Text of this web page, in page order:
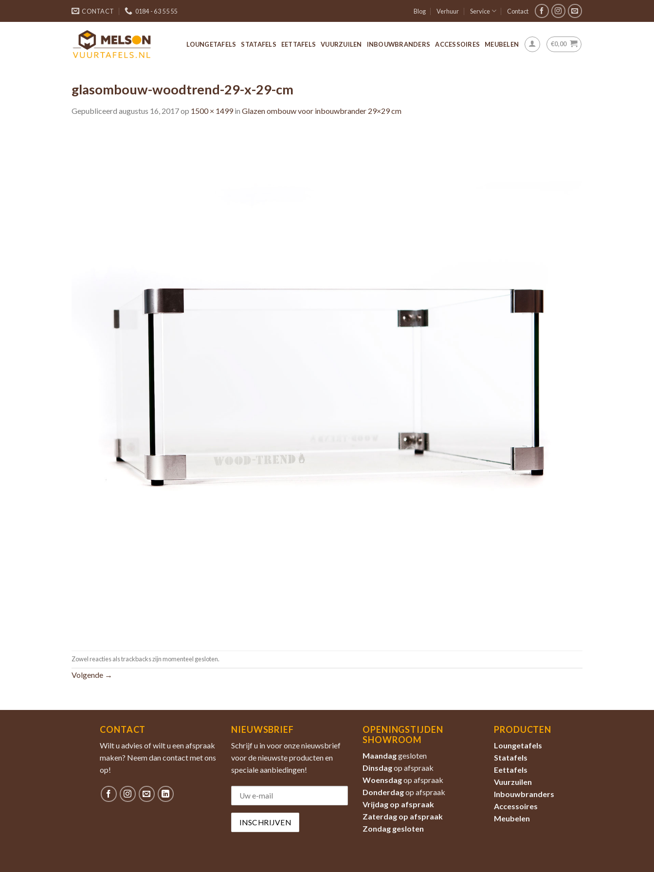
CONTACT 0184 - 63 55 55 Blog Verhuur Service Contact
LOUNGETAFELS STATAFELS EETTAFELS VUURZUILEN INBOUWBRANDERS ACCESSOIRES MEUBELEN €0,00
glasombouw-woodtrend-29-x-29-cm
Gepubliceerd augustus 16, 2017op 1500 × 1499in Glazen ombouw voor inbouwbrander 29×29 cm
Zowel reacties als trackbacks zijn momenteel gesloten.
Volgende →
CONTACT
Wilt u advies of wilt u een afspraak
maken? Neem dan contact met ons
op!
NIEUWSBRIEF
Schrijf u in voor onze nieuwsbrief
voor de nieuwste producten en
speciale aanbiedingen!
OPENINGSTIJDEN
SHOWROOM
Maandaggesloten
Dinsdagop afspraak
Woensdagop afspraak
Donderdagop afspraak
Vrijdag op afspraak
Zaterdag op afspraak
Zondag gesloten
PRODUCTEN
Loungetafels
Statafels
Eettafels
Vuurzuilen
Inbouwbranders
Accessoires
Meubelen